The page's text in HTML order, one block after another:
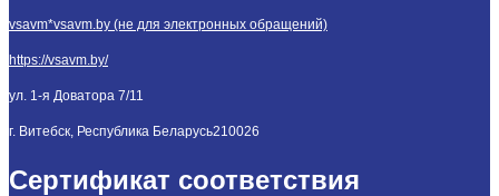
vsavm*vsavm.by (не для электронных обращений)
https://vsavm.by/
ул. 1-я Доватора 7/11
г. Витебск, Республика Беларусь210026
Сертификат соответствия